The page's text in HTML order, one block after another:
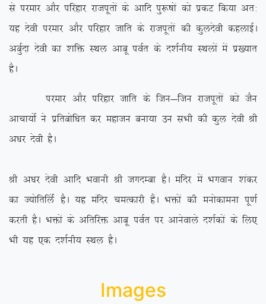
ls ijekj vkSj ifjgkj jktiwrksa ds vkfn iq:”kksa dks izdV fd;k vr%
;g nsoh ijekj vkSj ifjgkj tkfr ds jktiwrksa dh dqynsoh dgykbZA
vcqZnk nsoh dk ‘kfä LFky vkcw ioZr ds n’kZuh; LFkyksa esa iz[;kr
gSA
ijekj vkSj ifjgkj tkfr ds ftu&ftu jktiwrksa dks tSu
vkpk;ksZ us izfrcksf/kr dj egktu cuk;k mu lHkh dh dqy nsoh Jh
v/kj nsoh gSA
Jh v/kj nsoh vkfn Hkokuh Jh txnEck gSA eafnj esa Hkxoku ‘kadj
dk T;ksfrfyZas gSA ;g eafnj peRdkjh gSaA Hkäksa dh euksdkeuk iw.kZ
djrh gSA Hkäksa ds vfrfjä vkcw ioZr ij vkusokys n’kZdksa ds fy,
Hkh ;g ,d n’kZuh; LFky gSA
Images